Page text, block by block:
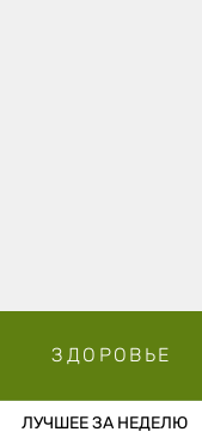
ЗДОРОВЬЕ
ЛУЧШЕЕ ЗА НЕДЕЛЮ